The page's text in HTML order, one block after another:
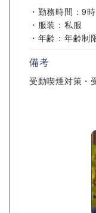
・勤務時間：9
・服装：私服
・年齢：年齢制
備考
受動喫煙対策・